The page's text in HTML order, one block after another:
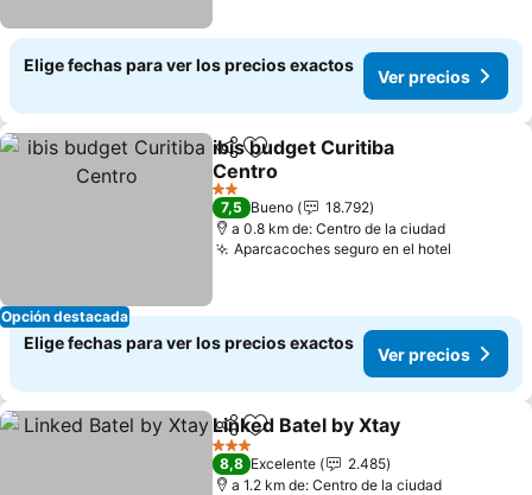
Elige fechas para ver los precios exactos
Ver precios
Opción destacada
CompartirAgregar a favoritos
ibis budget Curitiba
Centro
2 Estrellas
7,5 Bueno
18.792
a 0.8 km de: Centro de la ciudad
Aparcacoches seguro en el hotel
Elige fechas para ver los precios exactos
Ver precios
CompartirAgregar a favoritos
Linked Batel by Xtay
3 Estrellas
8,8 Excelente
2.485
a 1.2 km de: Centro de la ciudad